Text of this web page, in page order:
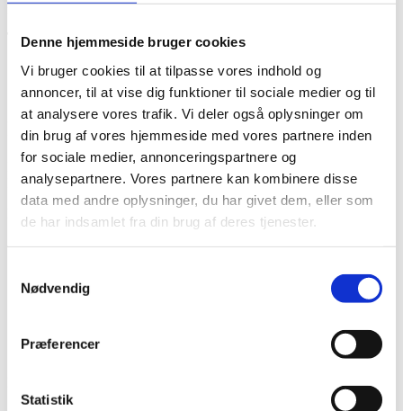
Denne hjemmeside bruger cookies
Vi bruger cookies til at tilpasse vores indhold og
annoncer, til at vise dig funktioner til sociale medier og til
at analysere vores trafik. Vi deler også oplysninger om
din brug af vores hjemmeside med vores partnere inden
for sociale medier, annonceringspartnere og
analysepartnere. Vores partnere kan kombinere disse
data med andre oplysninger, du har givet dem, eller som
de har indsamlet fra din brug af deres tjenester.
Nødvendig
Præferencer
Statistik
få et uforpligtende tilbud omkring genskabelse af data.
Skal vi hjælpe dig med din
IT installation?
Kontakt os, og få et uforpligtende tilbud og gennemgang af jeres
IT installation.
Morten Soelberg
support@itexperterne.dk